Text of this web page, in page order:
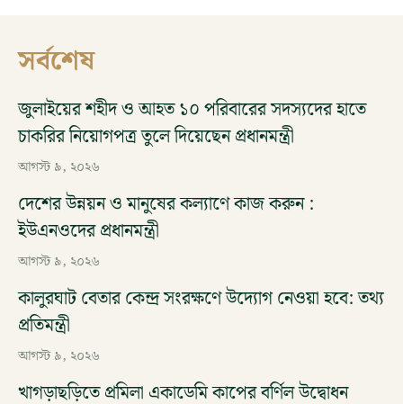
সর্বশেষ
জুলাইয়ের শহীদ ও আহত ১০ পরিবারের সদস্যদের হাতে
চাকরির নিয়োগপত্র তুলে দিয়েছেন প্রধানমন্ত্রী
আগস্ট ৯, ২০২৬
দেশের উন্নয়ন ও মানুষের কল্যাণে কাজ করুন :
ইউএনওদের প্রধানমন্ত্রী
আগস্ট ৯, ২০২৬
কালুরঘাট বেতার কেন্দ্র সংরক্ষণে উদ্যোগ নেওয়া হবে: তথ্য
প্রতিমন্ত্রী
আগস্ট ৯, ২০২৬
খাগড়াছড়িতে প্রমিলা একাডেমি কাপের বর্ণিল উদ্বোধন